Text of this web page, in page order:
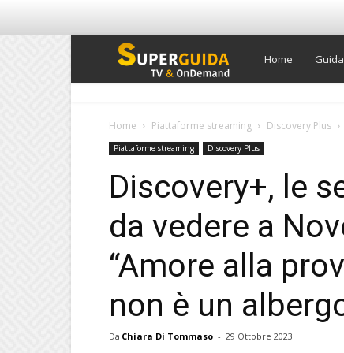
Super
TV
Home
Home Piattaforme streaming Discovery Plus
Piattaforme streaming Discovery Plus
Discovery+, le
da vedere a
“Amore alla
non è un
Da Chiara Di Tommaso - 29 Ottobre 2023